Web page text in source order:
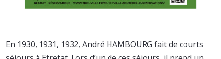
En 1930, 1931, 1932, André HAMBOURG fait de courts